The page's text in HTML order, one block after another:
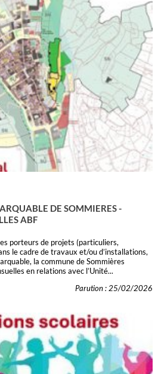
DE SOMMIERES -
ABF
porteurs de projets (particuliers,
le cadre de travaux et/ou d’installations,
la commune de Sommières
en relations avec l’Unité...
Parution : 25/02/2026